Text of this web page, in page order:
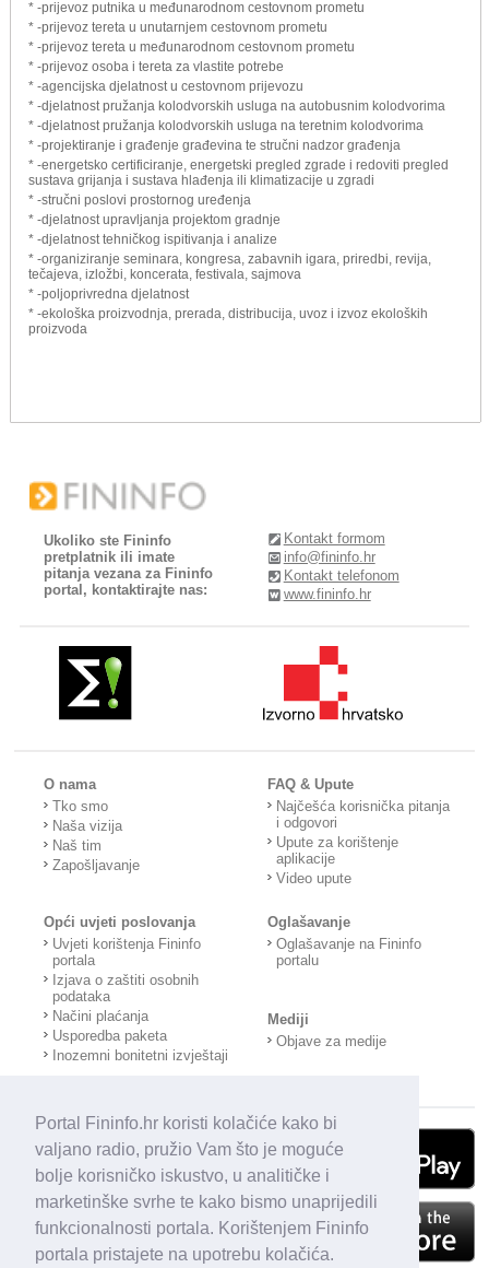
Portal Fininfo.hr koristi kolačiće kako bi
valjano radio, pružio Vam što je moguće
bolje korisničko iskustvo, u analitičke i
marketinške svrhe te kako bismo unaprijedili
funkcionalnosti portala. Korištenjem Fininfo
portala pristajete na upotrebu kolačića.
* -prijevoz putnika u međunarodnom cestovnom prometu
* -prijevoz tereta u unutarnjem cestovnom prometu
* -prijevoz tereta u međunarodnom cestovnom prometu
* -prijevoz osoba i tereta za vlastite potrebe
* -agencijska djelatnost u cestovnom prijevozu
* -djelatnost pružanja kolodvorskih usluga na autobusnim kolodvorima
* -djelatnost pružanja kolodvorskih usluga na teretnim kolodvorima
* -projektiranje i građenje građevina te stručni nadzor građenja
* -energetsko certificiranje, energetski pregled zgrade i redoviti pregled
sustava grijanja i sustava hlađenja ili klimatizacije u zgradi
* -stručni poslovi prostornog uređenja
* -djelatnost upravljanja projektom gradnje
* -djelatnost tehničkog ispitivanja i analize
* -organiziranje seminara, kongresa, zabavnih igara, priredbi, revija,
tečajeva, izložbi, koncerata, festivala, sajmova
* -poljoprivredna djelatnost
* -ekološka proizvodnja, prerada, distribucija, uvoz i izvoz ekoloških
proizvoda
Ukoliko ste Fininfo
pretplatnik ili imate
pitanja vezana za Fininfo
portal, kontaktirajte nas:
Kontakt formom
info@fininfo.hr
Kontakt telefonom
www.fininfo.hr
O nama
Tko smo
Naša vizija
Naš tim
Zapošljavanje
FAQ & Upute
Najčešća korisnička pitanja
i odgovori
Upute za korištenje
aplikacije
Video upute
Opći uvjeti poslovanja
Uvjeti korištenja Fininfo
portala
Izjava o zaštiti osobnih
podataka
Načini plaćanja
Usporedba paketa
Inozemni bonitetni izvještaji
Oglašavanje
Oglašavanje na Fininfo
portalu
Mediji
Objave za medije